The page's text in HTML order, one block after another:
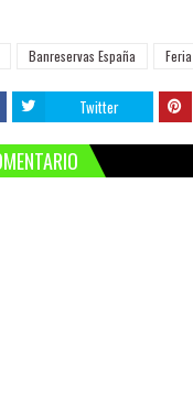
Banreservas España
Twitter